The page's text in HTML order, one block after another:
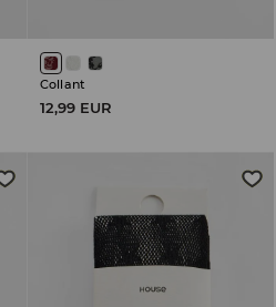
Collant
12,99 EUR